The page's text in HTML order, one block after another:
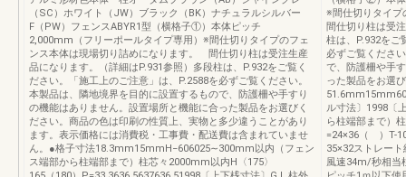
（SC）ホワイト（JW）ブラック（BK）ナチュラルシルバー
F（PW）フェンスABYR1型（横格子①）本体ピッチ
2,000mm（フリーポールタイプ専用）※間仕切りタイプのフェ
ンス本体は現場切り詰めになります。 間仕切り柱は受注生産
品になります。（詳細はP.931参照）多段柱は、P.932をご覧く
ださい。「施工上のご注意」は、P.2588を必ずご覧ください。
本製品は、隣地境界を目的に設置するもので、防護柵や手すり
の機能はありません。設置場所と機能に合った製品をお選びく
ださい。商品の色は印刷の性質上、実物と多少違うことがあり
ます。表示価格には消費税・工事費・配送費は含まれていませ
ん。●格子寸法18.3mm15mmH−606025∼300mm以内（フェン
ス端部から柱端部まで）柱芯々2000mm以内H〈175〉
※間仕切りタイ
間仕切り柱は受
柱は、P.932をご
必ずご覧くださ
で、防護柵や手
った製品をお選
ル寸法〕1998〔
ら柱端部まで）
=24×36（ ）T-
35×32ストレー
風速34m/秒相当